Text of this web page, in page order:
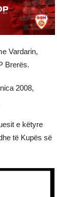
Vardarin,
Brerës.
2008,
e këtyre
të Kupës së